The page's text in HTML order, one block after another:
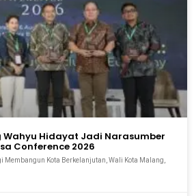
Hidayat Jadi Narasumber
Conference 2026
Membangun Kota Berkelanjutan, Wali Kota Malang,